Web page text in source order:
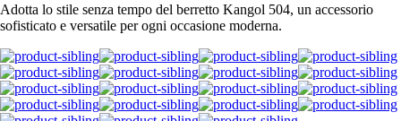
Adotta lo stile senza tempo del berretto Kangol 504, un accessorio
sofisticato e versatile per ogni occasione moderna.